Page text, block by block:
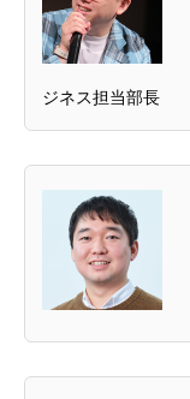
ジネス担当部長